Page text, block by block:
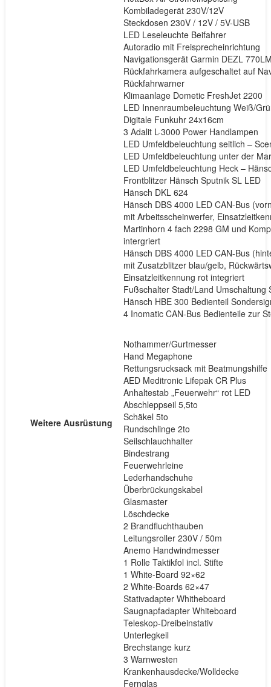
Weitere Ausrüstung
Kombiladegerät 230V/12V
Steckdosen 230V / 12V / 5V-USB
LED Leseleuchte Beifahrer
Autoradio mit Freisprecheinrichtung
Navigationsgerät Garmin DEZL
Rückfahrkamera aufgeschaltet auf
Rückfahrwarner
Klimaanlage Dometic FreshJet 2200
LED Innenraumbeleuchtung Weiß/
Digitale Funkuhr 24x16cm
3 Adalit L-3000 Power Handlampen
LED Umfeldbeleuchtung seitlich –
LED Umfeldbeleuchtung unter der
LED Umfeldbeleuchtung Heck –
Frontblitzer Hänsch Sputnik SL LED
Hänsch DKL 624
Hänsch DBS 4000 LED CAN-Bus
mit Arbeitsscheinwerfer,
Martinhorn 4 fach 2298 GM und
intergriert
Hänsch DBS 4000 LED CAN-Bus
mit Zusatzblitzer blau/gelb,
Einsatzleitkennung rot integriert
Fußschalter Stadt/Land Umschaltung
Hänsch HBE 300 Bedienteil
4 Inomatic CAN-Bus Bedienteile zur
Nothammer/Gurtmesser
Hand Megaphone
Rettungsrucksack mit Beatmungshilfe
AED Meditronic Lifepak CR Plus
Anhaltestab „Feuerwehr“ rot LED
Abschleppseil 5,5to
Schäkel 5to
Rundschlinge 2to
Seilschlauchhalter
Bindestrang
Feuerwehrleine
Lederhandschuhe
Überbrückungskabel
Glasmaster
Löschdecke
2 Brandfluchthauben
Leitungsroller 230V / 50m
Anemo Handwindmesser
1 Rolle Taktikfol incl. Stifte
1 White-Board 92×62
2 White-Boards 62×47
Stativadapter Whitheboard
Saugnapfadapter Whiteboard
Teleskop-Dreibeinstativ
Unterlegkeil
Brechstange kurz
3 Warnwesten
Krankenhausdecke/Wolldecke
Fernglas